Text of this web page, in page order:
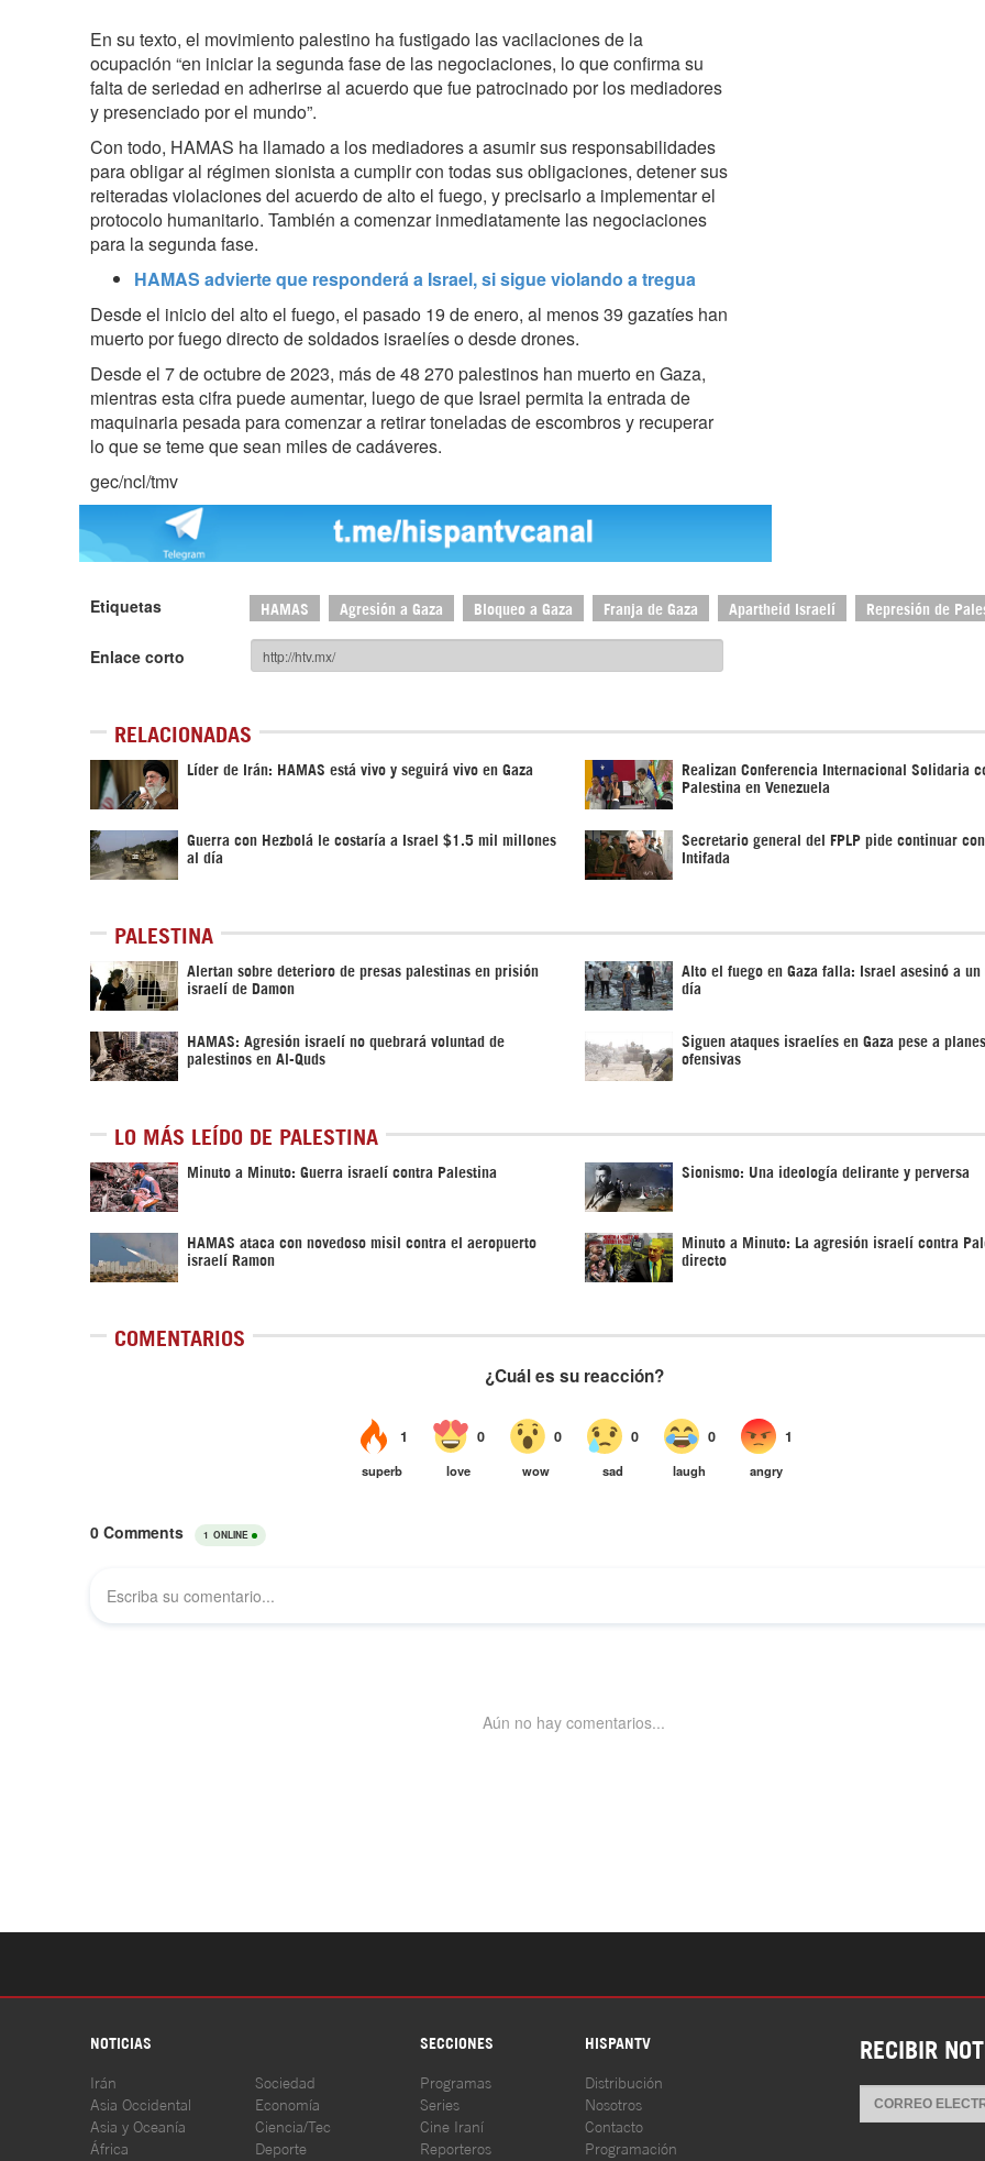
En su texto, el movimiento palestino ha fustigado las vacilaciones de la
ocupación “en iniciar la segunda fase de las negociaciones, lo que confirma su
falta de seriedad en adherirse al acuerdo que fue patrocinado por los mediadores
y presenciado por el mundo”.
Con todo, HAMAS ha llamado a los mediadores a asumir sus responsabilidades
para obligar al régimen sionista a cumplir con todas sus obligaciones, detener sus
reiteradas violaciones del acuerdo de alto el fuego, y precisarlo a implementar el
protocolo humanitario. También a comenzar inmediatamente las negociaciones
para la segunda fase.
HAMAS advierte que responderá a Israel, si sigue violando a tregua
Desde el inicio del alto el fuego, el pasado 19 de enero, al menos 39 gazatíes han
muerto por fuego directo de soldados israelíes o desde drones.
Desde el 7 de octubre de 2023, más de 48 270 palestinos han muerto en Gaza,
mientras esta cifra puede aumentar, luego de que Israel permita la entrada de
maquinaria pesada para comenzar a retirar toneladas de escombros y recuperar
lo que se teme que sean miles de cadáveres.
gec/ncl/tmv
Etiquetas HAMAS Agresión a Gaza Bloqueo a Gaza Franja de Gaza Apartheid Israelí Represión de
Enlace corto
RELACIONADAS
Líder de Irán: HAMAS está vivo y seguirá vivo en Gaza Realizan Conferencia Internacional Solidaria
Palestina en Venezuela
Guerra con Hezbolá le costaría a Israel $1.5 mil millones
al día
Secretario general del FPLP pide continuar
Intifada
PALESTINA
Alertan sobre deterioro de presas palestinas en prisión
israelí de Damon
Alto el fuego en Gaza falla: Israel asesinó a un
día
HAMAS: Agresión israelí no quebrará voluntad de
palestinos en Al-Quds
Siguen ataques israelíes en Gaza pese a
ofensivas
LO MÁS LEÍDO DE PALESTINA
Minuto a Minuto: Guerra israelí contra Palestina Sionismo: Una ideología delirante y perversa
HAMAS ataca con novedoso misil contra el aeropuerto
israelí Ramon
Minuto a Minuto: La agresión israelí contra
directo
COMENTARIOS
NOTICIAS SECCIONES HISPANTV
Irán
Asia Occidental
Asia y Oceanía
África
Sociedad
Economía
Ciencia/Tec
Deporte
Programas
Series
Cine Iraní
Reporteros
Distribución
Nosotros
Contacto
Programación
RECIBIR